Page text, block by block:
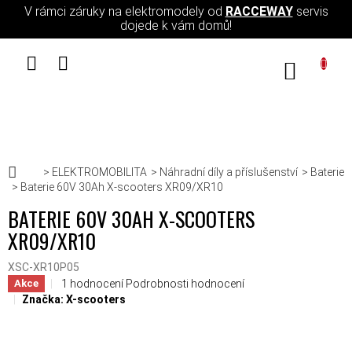
Přejít na obsah
V rámci záruky na elektromodely od RACCEWAYservis
dojede k vám domů!
Domů
ELEKTROMOBILITA Náhradní díly a příslušenství
Baterie
Baterie 60V 30Ah X-scooters XR09/XR10
BATERIE 60V 30AH X-SCOOTERS
XR09/XR10
XSC-XR10P05
Akce Průměrné hodnocení produktu je 5,0 z 5 hvězdiček.
1 hodnocení Podrobnosti hodnocení
Značka: X-scooters